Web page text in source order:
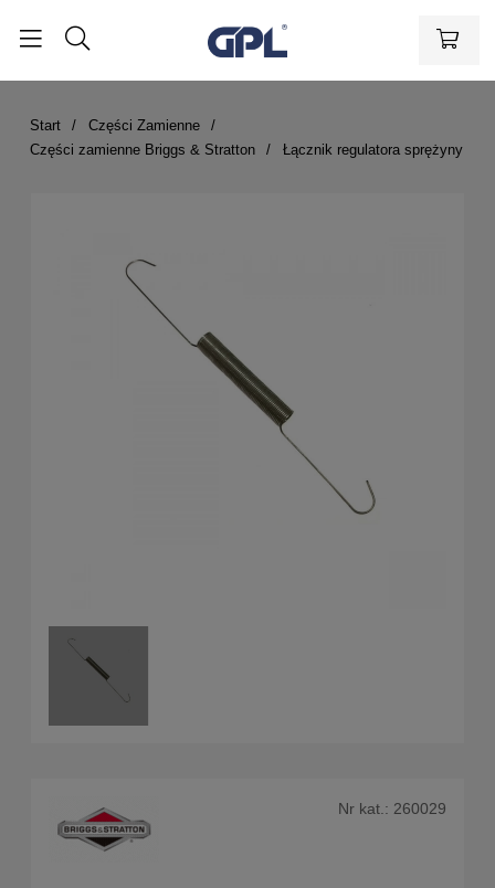
Start
Części Zamienne
Części zamienne Briggs & Stratton
Łącznik regulatora sprężyny
Nr kat.: 260029